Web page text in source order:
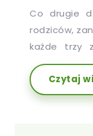
Co drugie
rodziców,
każde trzy
dwa
stresu z
dziecko
Czytaj